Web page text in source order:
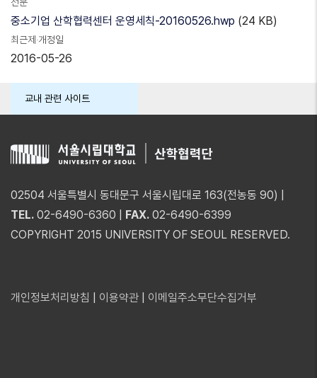
중소기업 산학협력센터 운영세칙-20160526.hwp (24 KB)
최근제·개정일
2016-05-26
교내 관련 사이트
02504 서울특별시 동대문구 서울시립대로 163(전농동 90) |
TEL. 02-6490-6360 | FAX. 02-6490-6399
COPYRIGHT 2015 UNIVERSITY OF SEOUL RESERVED.
개인정보처리방침 이용약관 이메일주소무단수집거부